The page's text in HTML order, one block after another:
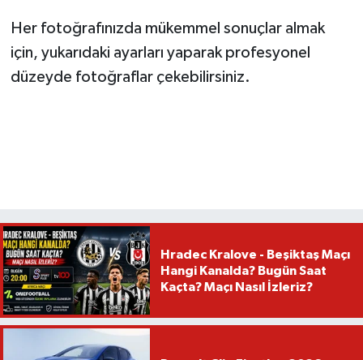
Her fotoğrafınızda mükemmel sonuçlar almak
için, yukarıdaki ayarları yaparak profesyonel
düzeyde fotoğraflar çekebilirsiniz.
Hradec Kralove - Beşiktaş Maçı
Hangi Kanalda? Bugün Saat
Kaçta? Maçı Nasıl İzleriz?